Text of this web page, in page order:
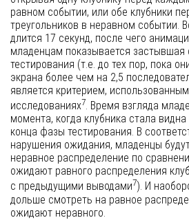
равном событии, или обе клубники
треугольников в неравном событии.
длится 17 секунд, после чего
младенцам показывается
тестирования (т.е. до тех пор, пока
экрана более чем на 2,5
является критерием,
исследованиях7. Время взгляда
момента, когда клубника стала видна
конца фазы тестирования. В
нарушения ожидания, младенцы
неравное распределение по
ожидают равного распределения
с предыдущими выводами7). И
дольше смотреть на равное
ожидают неравного.